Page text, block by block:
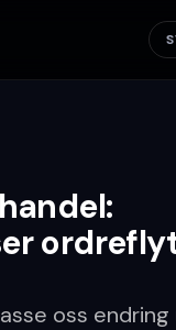
oss